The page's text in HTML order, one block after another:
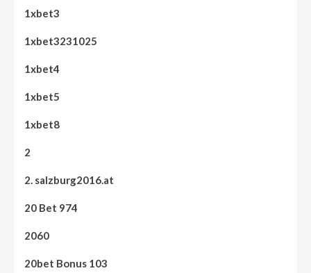
1xbet3
1xbet3231025
1xbet4
1xbet5
1xbet8
2
2. salzburg2016.at
20 Bet 974
2060
20bet Bonus 103